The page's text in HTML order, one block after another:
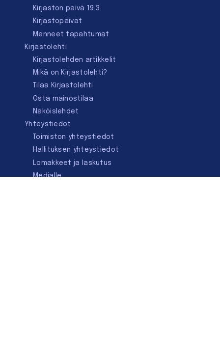
Kirjaston päivä 19.3.
Kirjastopäivät
Menneet tapahtumat
Kirjastolehti
Kirjastolehden artikkelit
Mikä on Kirjastolehti?
Tilaa Kirjastolehti
Osta mainostilaa
Näköislehdet
Yhteystiedot
Toimiston yhteystiedot
Hallituksen yhteystiedot
Lomakkeet ja laskutus
Medialle